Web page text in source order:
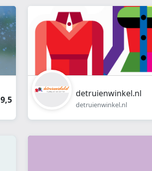
9,5
detruienwinkel.nl
detruienwinkel.nl